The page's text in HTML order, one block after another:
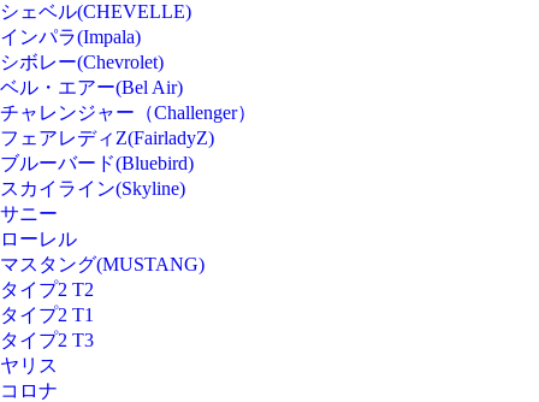
シェベル(CHEVELLE)
インパラ(Impala)
シボレー(Chevrolet)
ベル・エアー(Bel Air)
チャレンジャー（Challenger）
フェアレディZ(FairladyZ)
ブルーバード(Bluebird)
スカイライン(Skyline)
サニー
ローレル
マスタング(MUSTANG)
タイプ2 T2
タイプ2 T1
タイプ2 T3
ヤリス
コロナ